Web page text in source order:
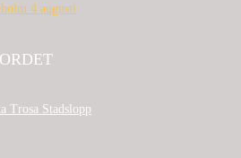
4 augusti
Trosa Stadslopp